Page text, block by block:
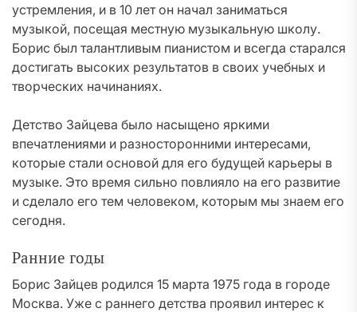
устремления, и в 10 лет он начал заниматься
музыкой, посещая местную музыкальную школу.
Борис был талантливым пианистом и всегда старался
достигать высоких результатов в своих учебных и
творческих начинаниях.
Детство Зайцева было насыщено яркими
впечатлениями и разносторонними интересами,
которые стали основой для его будущей карьеры в
музыке. Это время сильно повлияло на его развитие
и сделало его тем человеком, которым мы знаем его
сегодня.
Ранние годы
Борис Зайцев родился 15 марта 1975 года в городе
Москва. Уже с раннего детства проявил интерес к